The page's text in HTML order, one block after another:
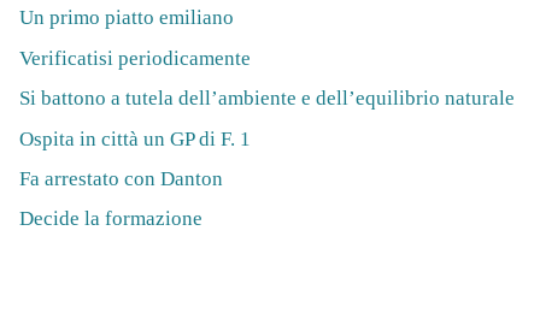
Un primo piatto emiliano
Verificatisi periodicamente
Si battono a tutela dell’ambiente e dell’equilibrio naturale
Ospita in città un GP di F. 1
Fa arrestato con Danton
Decide la formazione